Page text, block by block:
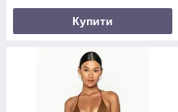
Купити